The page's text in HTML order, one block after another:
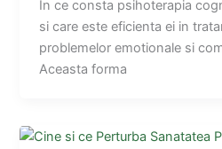
In ce consta psihoterapia
si care este eficienta ei in
problemelor emotionale si
Aceasta forma